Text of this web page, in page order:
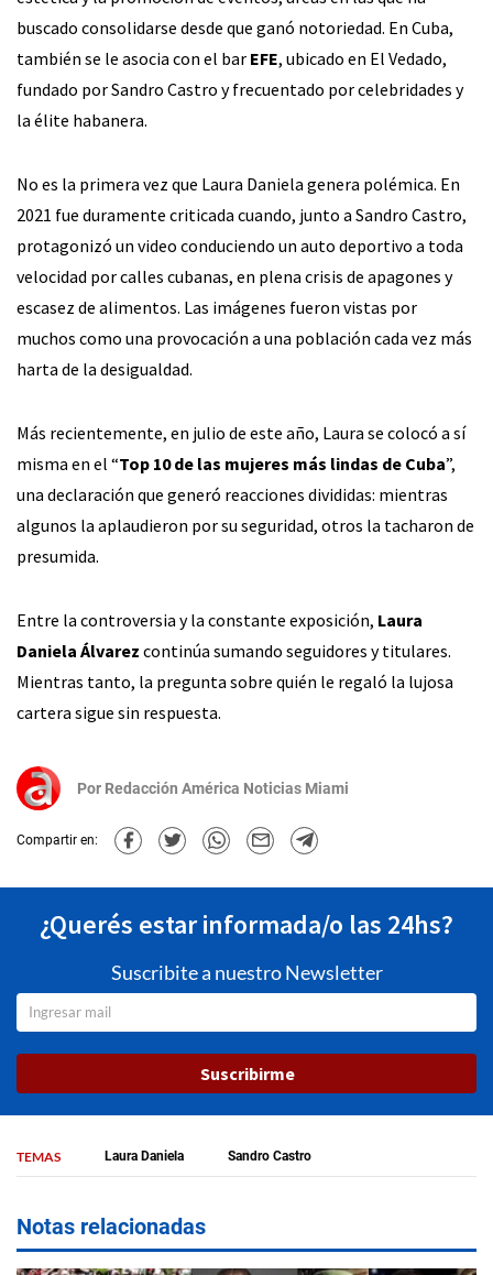
buscado consolidarse desde que ganó notoriedad. En Cuba,
también se le asocia con el bar EFE, ubicado en El Vedado,
fundado por Sandro Castro y frecuentado por celebridades y
la élite habanera.
No es la primera vez que Laura Daniela genera polémica. En
2021 fue duramente criticada cuando, junto a Sandro Castro,
protagonizó un video conduciendo un auto deportivo a toda
velocidad por calles cubanas, en plena crisis de apagones y
escasez de alimentos. Las imágenes fueron vistas por
muchos como una provocación a una población cada vez más
harta de la desigualdad.
Más recientemente, en julio de este año, Laura se colocó a sí
misma en el “Top 10 de las mujeres más lindas de Cuba”,
una declaración que generó reacciones divididas: mientras
algunos la aplaudieron por su seguridad, otros la tacharon de
presumida.
Entre la controversia y la constante exposición, Laura
Daniela Álvarez continúa sumando seguidores y titulares.
Mientras tanto, la pregunta sobre quién le regaló la lujosa
cartera sigue sin respuesta.
Por Redacción América Noticias Miami
Compartir en:
¿Querés estar informada/o las 24hs?
Suscribite a nuestro Newsletter
Suscribirme
TEMAS Laura Daniela Sandro Castro
Notas relacionadas